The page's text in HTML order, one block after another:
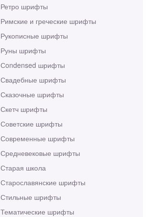
Ретро шрифты
Римские и греческие шрифты
Рукописные шрифты
Руны шрифты
Сondensed шрифты
Свадебные шрифты
Сказочные шрифты
Скетч шрифты
Советские шрифты
Современные шрифты
Средневековые шрифты
Старая школа
Старославянские шрифты
Стильные шрифты
Тематические шрифты